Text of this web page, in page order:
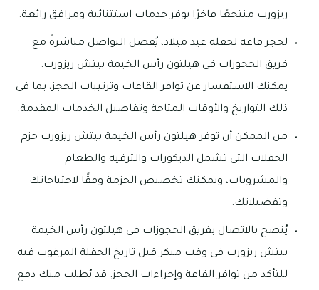
ريزورت منتجعًا فاخرًا يوفر خدمات استثنائية ومرافق رائعة.
لحجز قاعة لحفلة عيد ميلاد، يُفضل التواصل مباشرةً مع
فريق الحجوزات في هيلتون رأس الخيمة بيتش ريزورت.
يمكنك الاستفسار عن توافر القاعات وترتيبات الحجز، بما في
ذلك التواريخ والأوقات المتاحة وتفاصيل الخدمات المقدمة.
من الممكن أن توفر هيلتون رأس الخيمة بيتش ريزورت حزم
الحفلات التي تشمل الديكورات والترفيه والطعام
والمشروبات، ويمكنك تخصيص الحزمة وفقًا لاحتياجاتك
وتفضيلاتك.
يُنصح بالاتصال بفريق الحجوزات في هيلتون رأس الخيمة
بيتش ريزورت في وقت مبكر قبل تاريخ الحفلة المرغوب فيه
للتأكد من توافر القاعة وإجراءات الحجز. قد يُطلب منك دفع